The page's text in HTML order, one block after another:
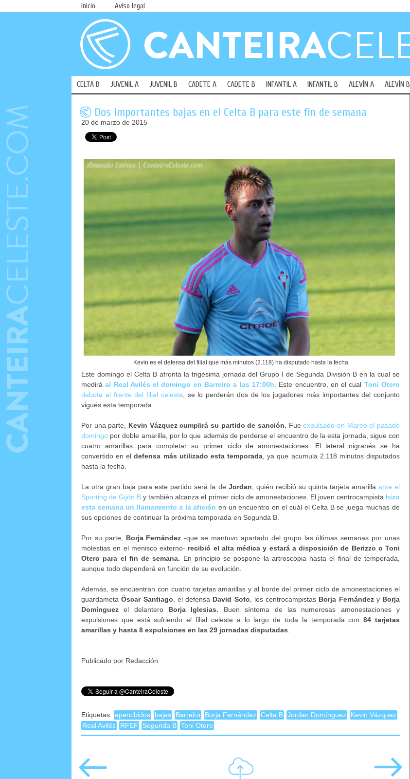
Inicio Aviso legal
CELTA B JUVENIL A JUVENIL B CADETE A CADETE B INFANTIL A INFANTIL B ALEVÍN A ALEVÍN B
Dos importantes bajas en el Celta B para este fin de semana
20 de marzo de 2015
Kevin es el defensa del filial que más minutos (2.118) ha disputado hasta la fecha
Este domingo el Celta B afronta la trigésima jornada del Grupo I de Segunda División B en la cual se
mediráal Real Avilés el domingo en Barreiro a las 17:00h. Este encuentro, en el cual Toni Otero
debuta al frente del filial celeste , se lo perderán dos de los jugadores más importantes del conjunto
vigués esta temporada.
Por una parte, Kevin Vázquez cumplirá su partido de sanción. Fueexpulsado en Mareo el pasado
domingo por doble amarilla, por lo que además de perderse el encuentro de la esta jornada, sigue con
cuatro amarillas para completar su primer ciclo de amonestaciones. El lateral nigranés se ha
convertido en eldefensa más utilizado esta temporada , ya que acumula 2.118 minutos disputados
hasta la fecha.
La otra gran baja para este partido será la de Jordan , quién recibió su quinta tarjeta amarilla ante el
Sporting de Gijón B y también alcanza el primer ciclo de amonestaciones. El joven centrocampista hizo
esta semana un llamamiento a la afición en un encuentro en el cuál el Celta B se juega muchas de
sus opciones de continuar la próxima temporada en Segunda B.
Por su parte, Borja Fernández -que se mantuvo apartado del grupo las últimas semanas por unas
molestias en el menisco externo- recibió el alta médica y estará a disposición de Berizzo o Toni
Otero para el fin de semana. En principio se pospone la artroscopia hasta el final de temporada,
aunque todo dependerá en función de su evolución.
Además, se encuentran con cuatro tarjetas amarillas y al borde del primer ciclo de amonestaciones el
guardametaÓscar Santiago , el defensa David Soto , los centrocampistas Borja Fernándezy Borja
Domínguez el delantero Borja Iglesias. Buen síntoma de las numerosas amonestaciones y
expulsiones que está sufriendo el filial celeste a lo largo de toda la temporada con84 tarjetas
amarillas y hasta 8 expulsiones en las 29 jornadas disputadas
Publicado por Redacción
Etiquetas: apercibidos bajas Barreiro Borja Fernández Celta B Jordan Domínguez
Kevin Vázquez
Real Avilés
RFEF Segunda B Toni Otero